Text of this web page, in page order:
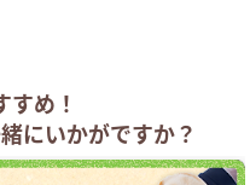
め！
にいかがですか？